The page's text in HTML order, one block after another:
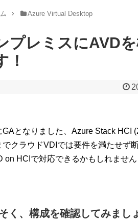
Azure Virtual Desktop
プレミスにAVD
！
GAとなりました、Azure Stack HCI
でクラウドVDIでは要件を満たせず
on HCIで対応できるかもしれませ
く、構成を確認してみまし